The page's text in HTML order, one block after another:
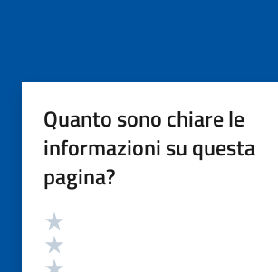
Quanto sono chiare le
informazioni su questa
pagina?
Valutazione